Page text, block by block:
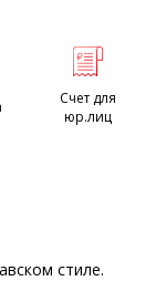
Счет для
юр.лиц
стиле.